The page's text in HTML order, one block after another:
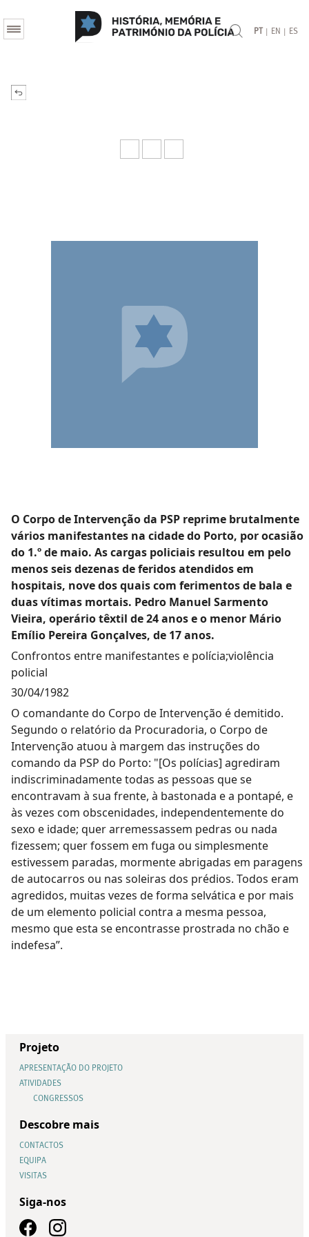
PT | EN | ES
O Corpo de Intervenção da PSP reprime brutalmente
vários manifestantes na cidade do Porto, por ocasião
do 1.º de maio. As cargas policiais resultou em pelo
menos seis dezenas de feridos atendidos em
hospitais, nove dos quais com ferimentos de bala e
duas vítimas mortais. Pedro Manuel Sarmento
Vieira, operário têxtil de 24 anos e o menor Mário
Emílio Pereira Gonçalves, de 17 anos.
Confrontos entre manifestantes e polícia;violência
policial
30/04/1982
O comandante do Corpo de Intervenção é demitido.
Segundo o relatório da Procuradoria, o Corpo de
Intervenção atuou à margem das instruções do
comando da PSP do Porto: "[Os polícias] agrediram
indiscriminadamente todas as pessoas que se
encontravam à sua frente, à bastonada e a pontapé, e
às vezes com obscenidades, independentemente do
sexo e idade; quer arremessassem pedras ou nada
fizessem; quer fossem em fuga ou simplesmente
estivessem paradas, mormente abrigadas em paragens
de autocarros ou nas soleiras dos prédios. Todos eram
agredidos, muitas vezes de forma selvática e por mais
de um elemento policial contra a mesma pessoa,
mesmo que esta se encontrasse prostrada no chão e
indefesa”.
Projeto
APRESENTAÇÃO DO PROJETO
ATIVIDADES
CONGRESSOS
Descobre mais
CONTACTOS
EQUIPA
VISITAS
Siga-nos